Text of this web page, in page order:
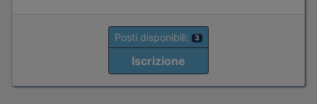
Posti disponibili: 3
Iscrizione